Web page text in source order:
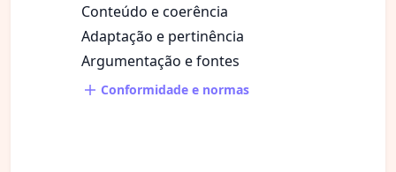
Conteúdo e coerência
Adaptação e pertinência
Argumentação e fontes
Conformidade e normas